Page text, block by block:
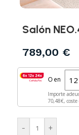
Salón
789,00 €
O en
Importe
70,48
€,
- +